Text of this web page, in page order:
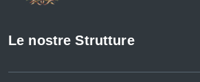
Le nostre Strutture